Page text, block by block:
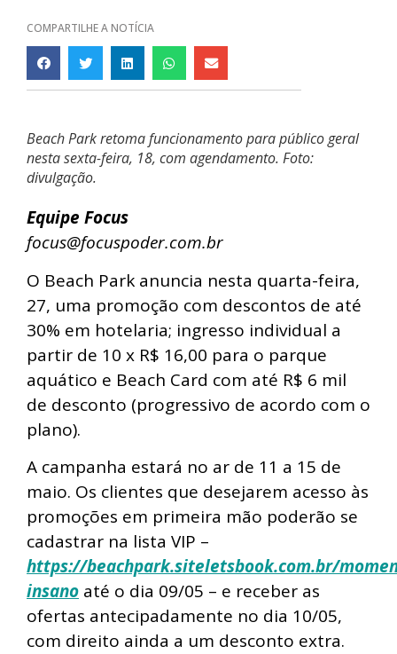
COMPARTILHE A NOTÍCIA
Beach Park retoma funcionamento para público geral
nesta sexta-feira, 18, com agendamento. Foto:
divulgação.
Equipe Focus
focus@focuspoder.com.br
O Beach Park anuncia nesta quarta-feira,
27, uma promoção com descontos de até
30% em hotelaria; ingresso individual a
partir de 10 x R$ 16,00 para o parque
aquático e Beach Card com até R$ 6 mil
de desconto (progressivo de acordo com o
plano).
A campanha estará no ar de 11 a 15 de
maio. Os clientes que desejarem acesso às
promoções em primeira mão poderão se
cadastrar na lista VIP –
https://beachpark.siteletsbook.com.br/
insano até o dia 09/05 – e receber as
ofertas antecipadamente no dia 10/05,
com direito ainda a um desconto extra.